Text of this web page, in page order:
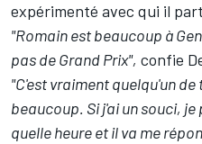
expérimenté avec qui il
"Romain est beaucoup à
pas de Grand Prix", confie
"C'est vraiment quelqu'un
beaucoup. Si j'ai un souci,
quelle heure et il va me